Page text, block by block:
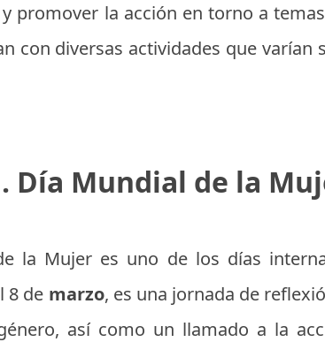
promover la acción en torno a
con diversas actividades que
Día Mundial de la
la Mujer es uno de los días
8 de marzo, es una jornada de
así como un llamado a la